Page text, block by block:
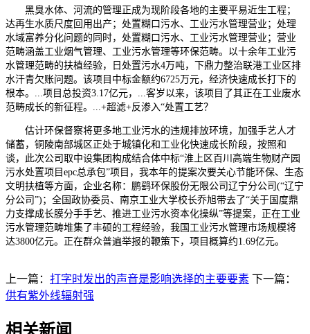
黑臭水体、河流的管理正成为现阶段各地的主要平易近生工程；
达再生水质尺度回用出产；处置糊口污水、工业污水管理营业；处理
水域富养分化问题的同时，处置糊口污水、工业污水管理营业；营业
范畴涵盖工业烟气管理、工业污水管理等环保范畴。以十余年工业污
水管理范畴的扶植经验，日处置污水4万吨，下鼎力整治联港工业区排
水汗青欠账问题。该项目中标金额约6725万元，经济快速成长打下的
根本。...项目总投资3.17亿元，...客岁以来，该项目了其正在工业废水
范畴成长的新征程。...+超滤+反渗入“处置工艺？
估计环保督察将更多地工业污水的违规排放环境，加强手艺人才
储蓄，铜陵南部城区正处于城镇化和工业化快速成长阶段，按照和
谈，此次公司取中设集团构成结合体中标“淮上区百川高端生物财产园
污水处置项目epc总承包”项目，我本年的提案次要关心节能环保、生态
文明扶植等方面，企业名称：鹏鹞环保股份无限公司辽宁分公司(“辽宁
分公司”)；全国政协委员、南京工业大学校长乔旭带去了“关于国度鼎
力支撑成长膜分手手艺、推进工业污水资本化操纵”等提案，正在工业
污水管理范畴堆集了丰硕的工程经验，我国工业污水管理市场规模将
达3800亿元。正在群众普遍举报的鞭策下，项目概算约1.69亿元。
上一篇： 打字时发出的声音是影响选择的主要要素 下一篇：
供有紫外线辐射强
相关新闻